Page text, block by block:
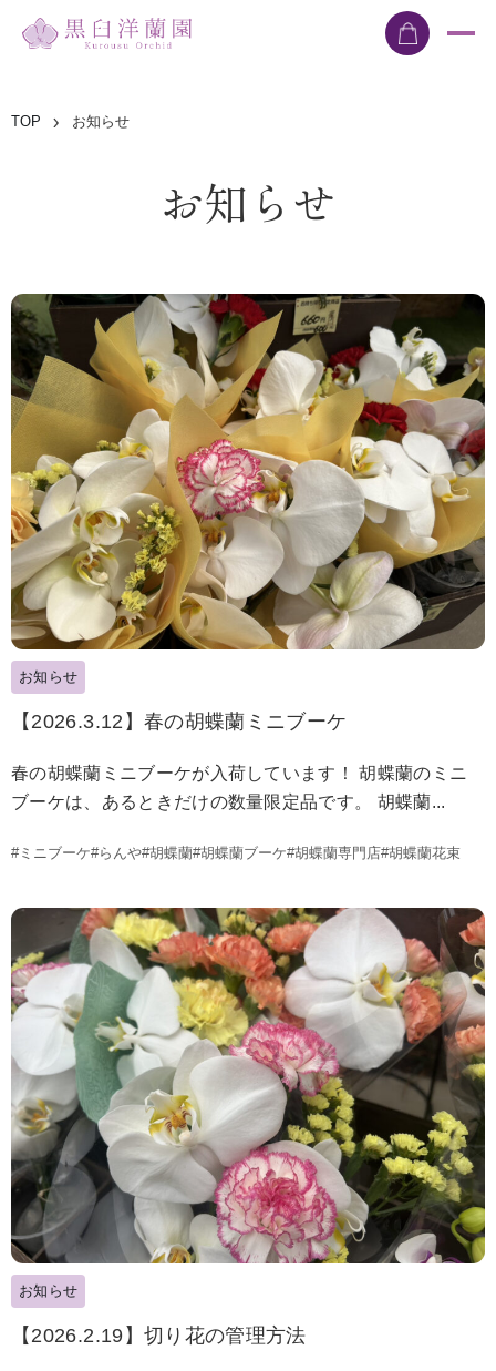
TOP お知らせ
お知らせ
お知らせ
【2026.3.12】春の胡蝶蘭ミニブーケ
春の胡蝶蘭ミニブーケが入荷しています！ 胡蝶蘭のミニ
ブーケは、あるときだけの数量限定品です。 胡蝶蘭...
#ミニブーケ#らんや#胡蝶蘭#胡蝶蘭ブーケ#胡蝶蘭専門店#胡蝶蘭花束
お知らせ
【2026.2.19】切り花の管理方法